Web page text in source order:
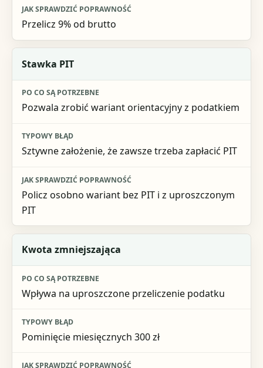
Przelicz 9% od brutto
Stawka PIT
Pozwala zrobić wariant orientacyjny z podatkiem
Sztywne założenie, że zawsze trzeba zapłacić PIT
Policz osobno wariant bez PIT i z uproszczonym
PIT
Kwota zmniejszająca
Wpływa na uproszczone przeliczenie podatku
Pominięcie miesięcznych 300 zł